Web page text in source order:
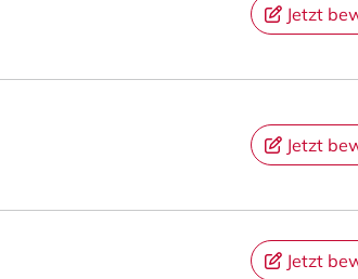
Jetzt
Jetzt
Jetzt